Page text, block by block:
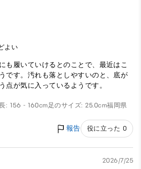
よい
も履いていけるとのことで、最近はこ
です。汚れも落としやすいのと、底が
点が気に入っているようです。
: 156 - 160cm足のサイズ: 25.0cm福岡県
報告 役に立った 0
2026/7/25